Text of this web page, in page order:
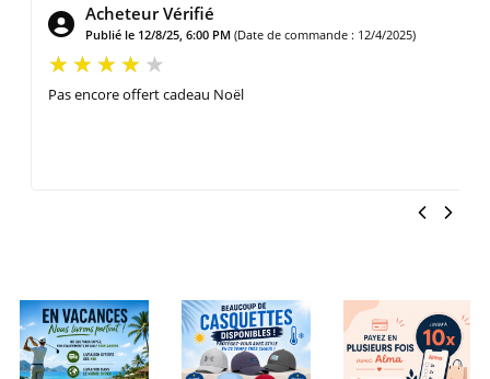
Acheteur Vérifié
Publié le 12/8/25, 6:00 PM (Date de commande : 12/4/2025)
Pas encore offert cadeau Noël